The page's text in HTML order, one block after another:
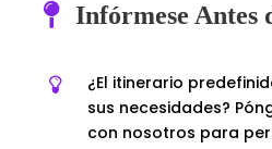
Infórmese Antes
¿El itinerario
sus necesidades?
con nosotros para